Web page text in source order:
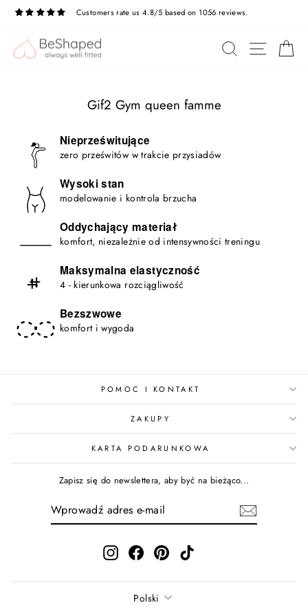
Przejdź
Customers rate us 4.8/5 based on 1056 reviews.
SZUKAJ
Gif2 Gym queen famme
Nieprześwitujące
zero prześwitów w trakcie przysiadów
Wysoki stan
modelowanie i kontrola brzucha
Oddychający materiał
komfort, niezależnie od intensywności treningu
Maksymalna elastyczność
4 - kierunkowa rozciągliwość
Bezszwowe
komfort i wygoda
POMOC I KONTAKT
ZAKUPY
KARTA PODARUNKOWA
Zapisz się do newslettera, aby być na bieżąco...
InstagramFacebookPinterest
Język
Polski